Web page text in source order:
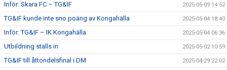
Inför: Skara FC – TG&IF 2025-05-09 14:52
TG&IF kunde inte sno poäng av Kongahälla 2025-05-04 18:40
Inför: TG&IF – IK Kongahälla 2025-05-04 06:36
Utbildning ställs in 2025-05-02 10:59
TG&IF till åttondelsfinal i DM 2025-04-29 22:02